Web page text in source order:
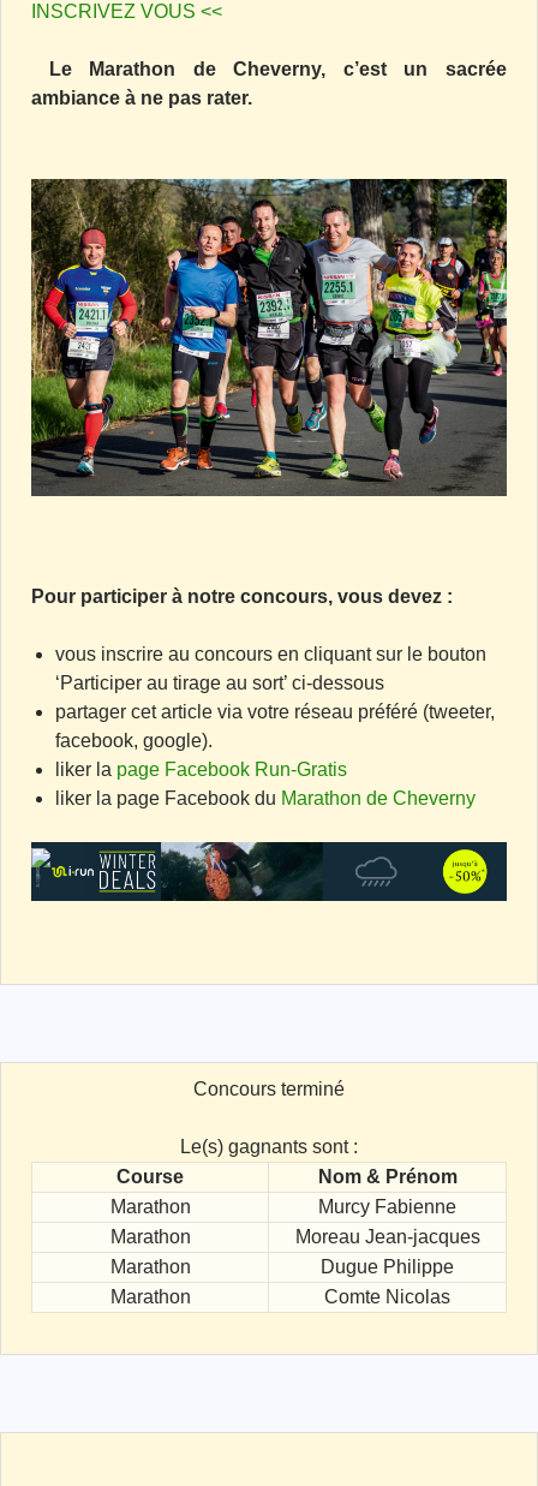
INSCRIVEZ VOUS <<
Le Marathon de Cheverny, c’est un sacrée
ambiance à ne pas rater.
Pour participer à notre concours, vous devez :
vous inscrire au concours en cliquant sur le bouton
‘Participer au tirage au sort’ ci-dessous
partager cet article via votre réseau préféré (tweeter,
facebook, google).
liker la page Facebook Run-Gratis
liker la page Facebook du Marathon de Cheverny
Concours terminé
Le(s) gagnants sont :
Course
Nom & Prénom
Marathon
Murcy Fabienne
Marathon
Moreau Jean-jacques
Marathon
Dugue Philippe
Marathon
Comte Nicolas